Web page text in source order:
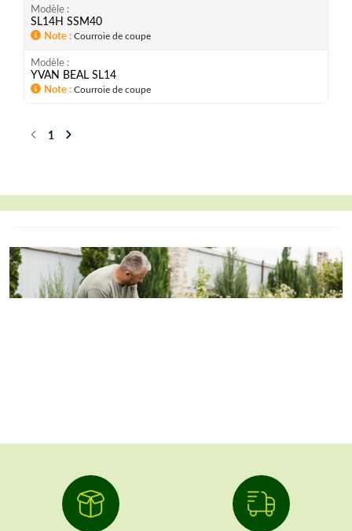
Modèle
SL14H SSM40
Note Courroie de coupe
Modèle
YVAN BEAL SL14
Note Courroie de coupe
Précédent
1 Suivant